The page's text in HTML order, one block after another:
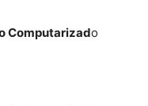
Computarizado